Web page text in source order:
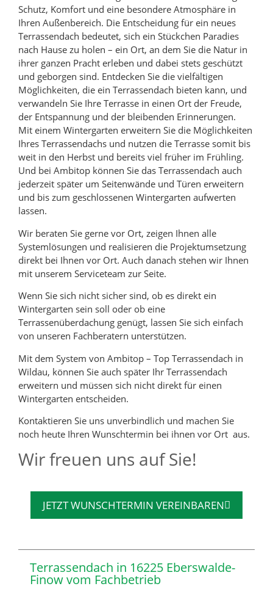
Schutz, Komfort und eine besondere Atmosphäre in
Ihren Außenbereich. Die Entscheidung für ein neues
Terrassendach bedeutet, sich ein Stückchen Paradies
nach Hause zu holen – ein Ort, an dem Sie die Natur in
ihrer ganzen Pracht erleben und dabei stets geschützt
und geborgen sind. Entdecken Sie die vielfältigen
Möglichkeiten, die ein Terrassendach bieten kann, und
verwandeln Sie Ihre Terrasse in einen Ort der Freude,
der Entspannung und der bleibenden Erinnerungen.
Mit einem Wintergarten erweitern Sie die Möglichkeiten
Ihres Terrassendachs und nutzen die Terrasse somit bis
weit in den Herbst und bereits viel früher im Frühling.
Und bei Ambitop können Sie das Terrassendach auch
jederzeit später um Seitenwände und Türen erweitern
und bis zum geschlossenen Wintergarten aufwerten
lassen.
Wir beraten Sie gerne vor Ort, zeigen Ihnen alle
Systemlösungen und realisieren die Projektumsetzung
direkt bei Ihnen vor Ort. Auch danach stehen wir Ihnen
mit unserem Serviceteam zur Seite.
Wenn Sie sich nicht sicher sind, ob es direkt ein
Wintergarten sein soll oder ob eine
Terrassenüberdachung genügt, lassen Sie sich einfach
von unseren Fachberatern unterstützen.
Mit dem System von Ambitop – Top Terrassendach in
Wildau, können Sie auch später Ihr Terrassendach
erweitern und müssen sich nicht direkt für einen
Wintergarten entscheiden.
Kontaktieren Sie uns unverbindlich und machen Sie
noch heute Ihren Wunschtermin bei ihnen vor Ort aus.
Wir freuen uns auf Sie!
JETZT WUNSCHTERMIN VEREINBAREN
Terrassendach in 16225 Eberswalde-
Finow vom Fachbetrieb